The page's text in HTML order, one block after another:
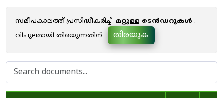
സമീപകാലത്ത് പ്രസിദ്ധീകരിച്ച് മറ്റുള്ള ടെൻഡറുകൾ .
വിപുലമായി തിരയുന്നതിന്
തിരയുക